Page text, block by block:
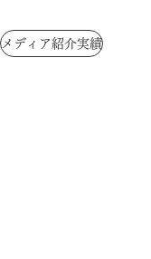
メディア紹介実績